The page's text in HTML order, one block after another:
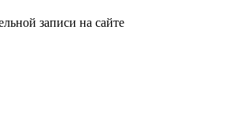
записи на сайте